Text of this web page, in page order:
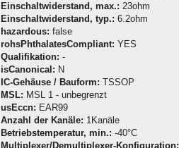
Einschaltwiderstand, max.: 23ohm
Einschaltwiderstand, typ.: 6.2ohm
hazardous: false
rohsPhthalatesCompliant: YES
Qualifikation: -
isCanonical: N
IC-Gehäuse / Bauform: TSSOP
MSL: MSL 1 - unbegrenzt
usEccn: EAR99
Anzahl der Kanäle: 1Kanäle
Betriebstemperatur, min.: -40°C
Multiplexer/Demultiplexer-Konfiguration: